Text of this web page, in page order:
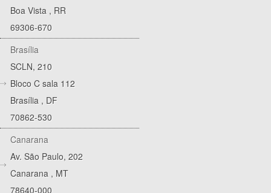
Boa Vista , RR
69306-670
Brasília
SCLN, 210
Bloco C sala 112
Brasília , DF
70862-530
Canarana
Av. São Paulo, 202
Canarana , MT
78640-000